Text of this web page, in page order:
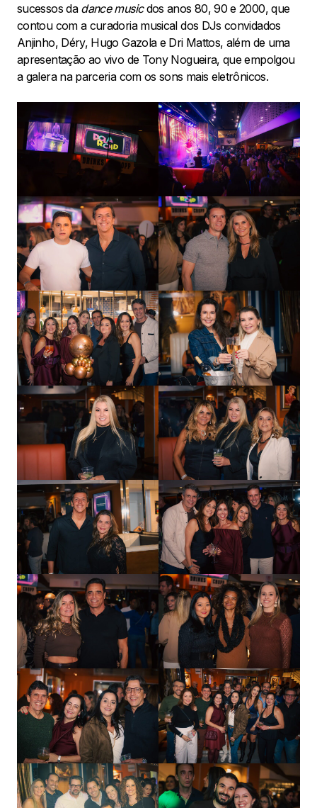
sucessos da dance musicdos anos 80, 90 e 2000, que
contou com a curadoria musical dos DJs convidados
Anjinho, Déry, Hugo Gazola e Dri Mattos, além de uma
apresentação ao vivo de Tony Nogueira, que empolgou
a galera na parceria com os sons mais eletrônicos.